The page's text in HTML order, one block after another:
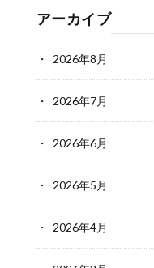
アーカイブ
2026年8月
2026年7月
2026年6月
2026年5月
2026年4月